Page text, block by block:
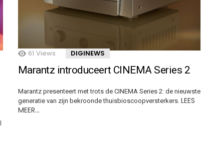
61 Views DIGINEWS
Marantz introduceert CINEMA Series 2
Marantz presenteert met trots de CINEMA Series 2: de nieuwste
generatie van zijn bekroonde thuisbioscoopversterkers. LEES
MEER…